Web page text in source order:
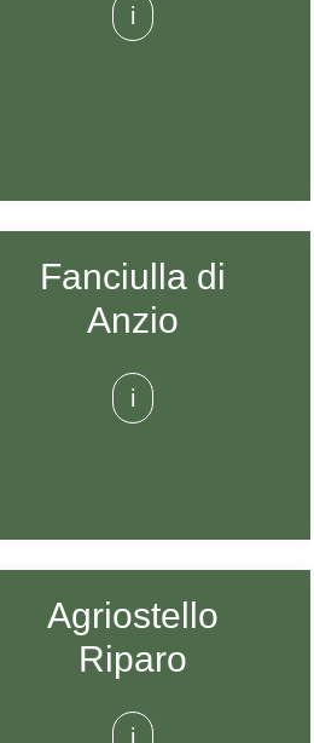
i
Fanciulla di
Anzio
i
Agriostello
Riparo
i